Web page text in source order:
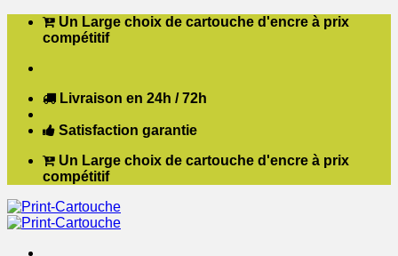
Passer Un Large choix de cartouche d'encre à prix
compétitif
Livraison en 24h / 72h
Satisfaction garantie
Un Large choix de cartouche d'encre à prix
compétitif